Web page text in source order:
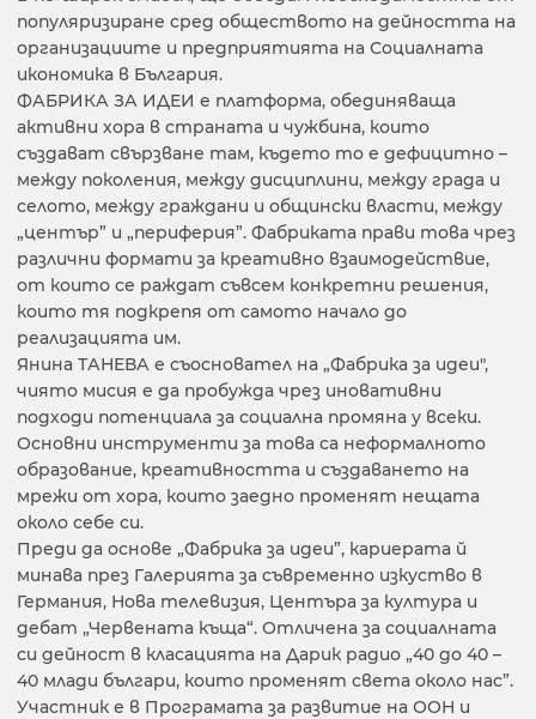
популяризиране сред обществото на дейността на
организациите и предприятията на Социалната
икономика в България.
ФАБРИКА ЗА ИДЕИ е платформа, обединяваща
активни хора в страната и чужбина, които
създават свързване там, където то е дефицитно –
между поколения, между дисциплини, между града и
селото, между граждани и общински власти, между
„център” и „периферия”. Фабриката прави това чрез
различни формати за креативно взаимодействие,
от които се раждат съвсем конкретни решения,
които тя подкрепя от самото начало до
реализацията им.
Янина ТАНЕВА е съосновател на „Фабрика за идеи",
чиято мисия е да пробужда чрез иновативни
подходи потенциала за социална промяна у всеки.
Основни инструменти за това са неформалното
образование, креативността и създаването на
мрежи от хора, които заедно променят нещата
около себе си.
Преди да основе „Фабрика за идеи”, кариерата й
минава през Галерията за съвременно изкуство в
Германия, Нова телевизия, Центъра за култура и
дебат „Червената къща“. Отличена за социалната
си дейност в класацията на Дарик радио „40 до 40 –
40 млади българи, които променят света около нас”.
Участник е в Програмата за развитие на ООН и